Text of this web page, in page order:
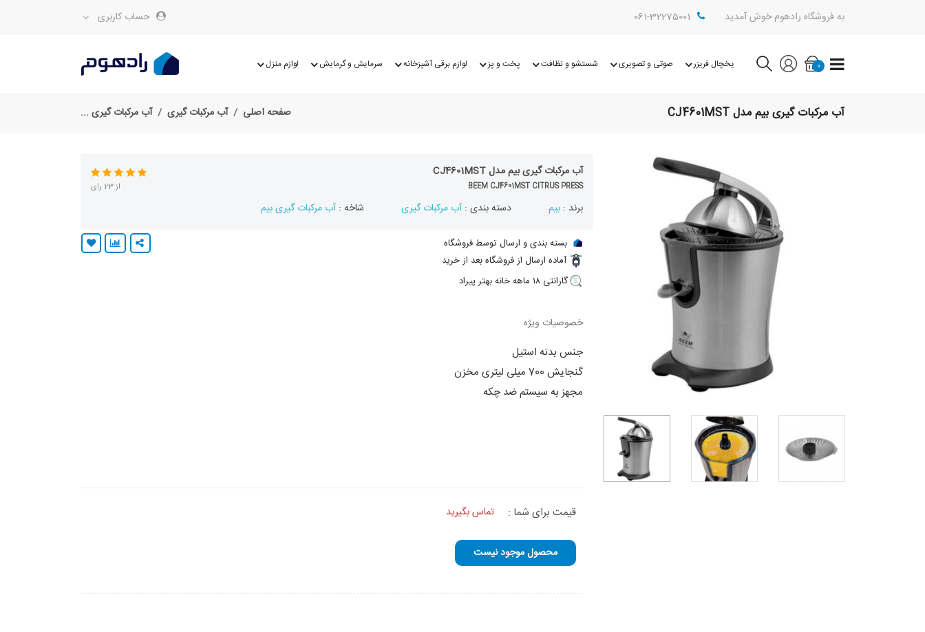
به فروشگاه رادهوم خوش آمدید 061-32275001 حساب کاربری
یخچال فریزر صوتی و تصویری شستشو و نظافت پخت و پز لوازم برقی آشپزخانه سرمایش و گرمایش لوازم منزل 0
آب مرکبات گیری بیم مدل CJ4601MST صفحه اصلی آب مرکبات گیری آب مرکبات گیری ...
آب مرکبات گیری بیم مدل CJ4601MST
BEEM CJ4601MST CITRUS PRESS
برند : بیم دسته بندی :آب مرکبات گیری شاخه :آب مرکبات گیری بیم
از 23 رای
بسته بندی و ارسال توسط فروشگاه
آماده ارسال از فروشگاه بعد از خرید
گارانتی ۱۸ ماهه خانه بهتر پیراد
خصوصیات ویژه
جنس بدنه استیل
گنجایش 700 میلی لیتری مخزن
مجهز به سیستم ضد چکه
قیمت برای شما : تماس بگیرید
محصول موجود نیست